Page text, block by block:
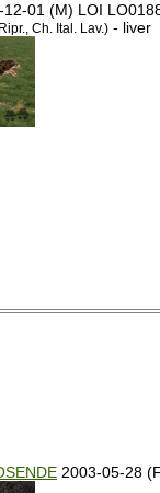
12-01 (M) LOI
Ch. Ital. Lav.) - liver
2003-05-28